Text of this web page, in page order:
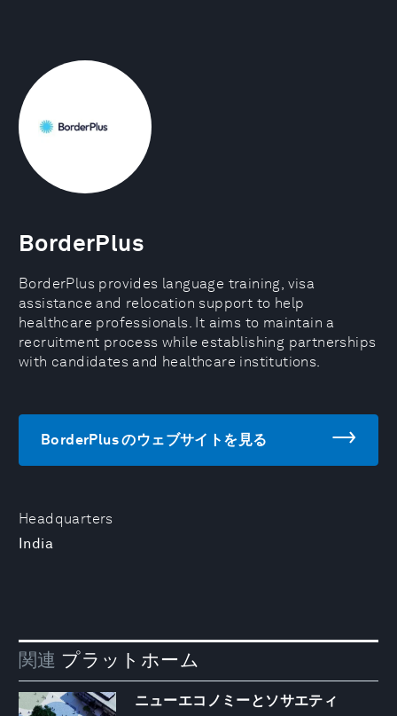
Headquarters
India
BorderPlus
BorderPlus provides language training, visa
assistance and relocation support to help
healthcare professionals. It aims to maintain a
recruitment process while establishing partnerships
with candidates and healthcare institutions.
BorderPlus のウェブサイトを見る
関連 プラットホーム
ニューエコノミーとソサエティ